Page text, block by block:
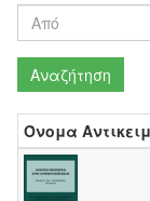
Αναζήτηση
Όνομα